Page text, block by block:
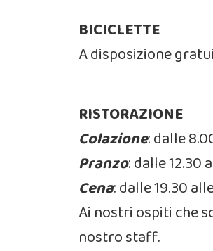
BICICLETTE
A disposizione
RISTORAZIONE
Colazione: dalle
Pranzo: dalle 12.30
Cena: dalle 19.30
Ai nostri ospiti che
nostro staff.